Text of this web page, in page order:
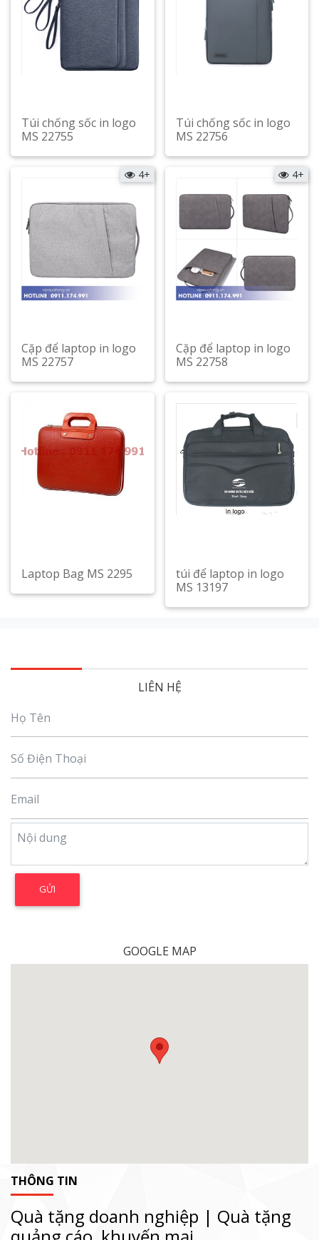
Túi chống sốc in logo
MS 22755
Xem chi tiết
Túi chống sốc in logo
MS 22756
Xem chi tiết
4+
Cặp để laptop in logo
MS 22757
Xem chi tiết
4+
Cặp để laptop in logo
MS 22758
Xem chi tiết
Laptop Bag MS 2295
Xem chi tiết
túi để laptop in logo
MS 13197
Xem chi tiết
LIÊN HỆ
GOOGLE MAP
THÔNG TIN
Quà tặng doanh nghiệp | Quà tặng